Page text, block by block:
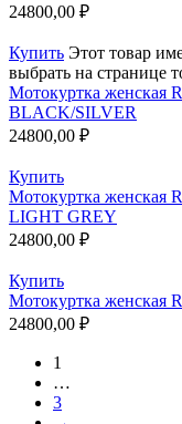
24800,00 ₽
Купить Этот товар
выбрать на странице
Мотокуртка женская
BLACK/SILVER
24800,00 ₽
Купить
Мотокуртка женская
LIGHT GREY
24800,00 ₽
Купить
Мотокуртка женская
24800,00 ₽
1
…
3